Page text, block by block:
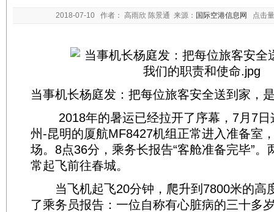
2018-07-10 作者： 高雨欣 陈景通 来源： 国际空港信息网 点击
当事机长杨庭发：把每位旅客安全送到家，
2018年的暑运已经拉开了序幕，7月7日
州-昆明的厦航MF8427机组正常进入准备室
场。8点36分，乘务长报告“客舱准备完毕”。
常起飞前往春城。
当飞机起飞20分钟，爬升到7800米的高
了乘务员报告：一位自称有心脏病的三十多